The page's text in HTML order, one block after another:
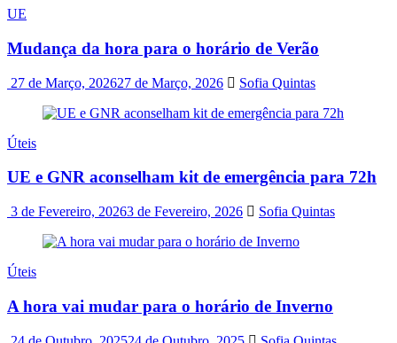
UE
Mudança da hora para o horário de Verão
27 de Março, 202627 de Março, 2026 Sofia Quintas
Úteis
UE e GNR aconselham kit de emergência para 72h
3 de Fevereiro, 20263 de Fevereiro, 2026 Sofia Quintas
Úteis
A hora vai mudar para o horário de Inverno